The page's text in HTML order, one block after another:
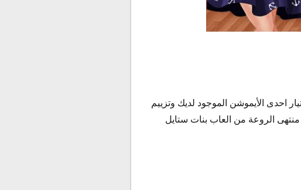
احدى الأيموشن الموجود لديك وتزييم
الروعة من العاب بنات ستايل